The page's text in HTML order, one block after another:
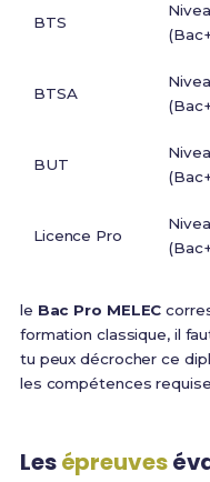
BTS
BTSA
BUT
Licence Pro
le Bac Pro MELEC
formation classique, il
tu peux décrocher ce
les compétences
Lesépreuves